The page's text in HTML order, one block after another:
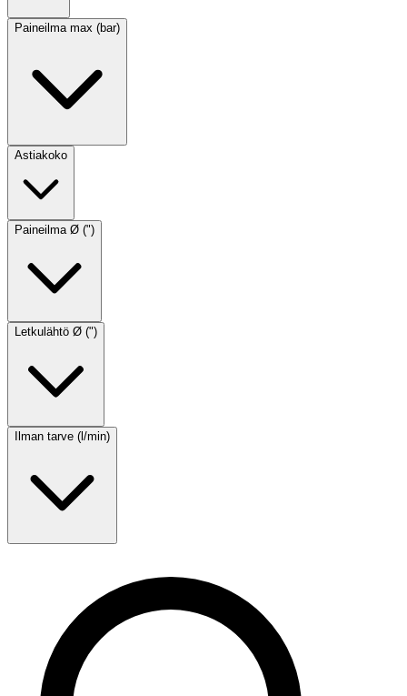
Paineilma max (bar)
Astiakoko
Paineilma Ø (")
Letkulähtö Ø (")
Ilman tarve (l/min)